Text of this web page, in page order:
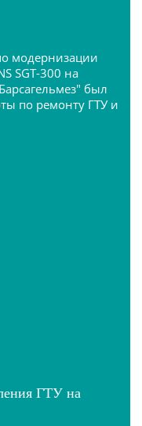
модернизации
SGT-300 на
был
по ремонту ГТУ и
ГТУ на